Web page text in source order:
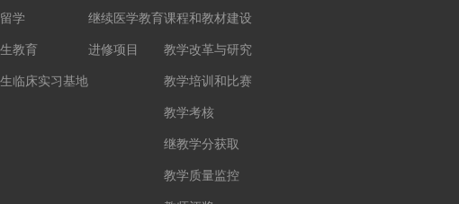
学
教育
临床实习基地
继续医学教育
进修项目
课程和教材建设
教学改革与研究
教学培训和比赛
教学考核
继教学分获取
教学质量监控